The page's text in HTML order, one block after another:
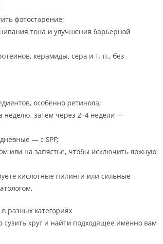
фотостарение;
тона и улучшения барьерной
керамиды, сера и т. п., без
особенно ретинола;
неделю, затем через 2–4 недели —
— с SPF;
или на запястье, чтобы исключить ложную
кислотные пилинги или сильные
разных категориях
круг и найти подходящее именно вам